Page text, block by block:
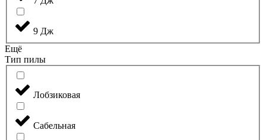
9 Дж
Ещё
Тип пилы
Лобзиковая
Сабельная